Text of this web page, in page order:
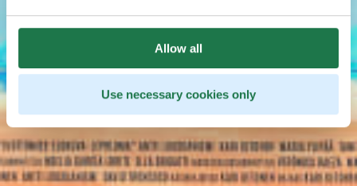
Allow all
Use necessary cookies only